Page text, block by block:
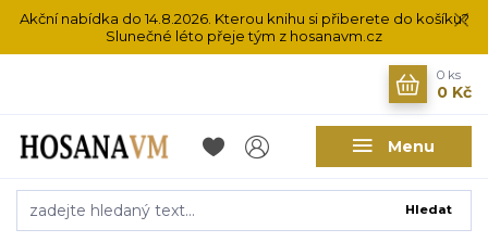
Akční nabídka do 14.8.2026. Kterou knihu si přiberete do košíku?
Slunečné léto přeje tým z hosanavm.cz
Menu
Hledat
0 ks
0 Kč